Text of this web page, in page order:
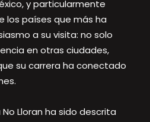
y particularmente
los países que más ha
a su visita: no solo
en otras ciudades,
su carrera ha conectado
No Lloran ha sido descrita